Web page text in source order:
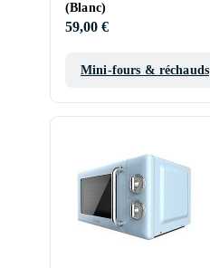
(Blanc)
59,00 €
Mini-fours & réchauds